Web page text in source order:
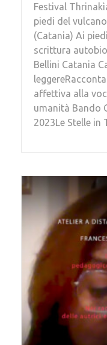
Festival
piedi del
(Catania) Ai
scrittura
Bellini Catania
affettiva alla
umanità Bando
2023Le Stelle in